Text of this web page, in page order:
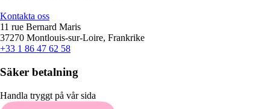
Kontakta oss
11 rue Bernard Maris
37270 Montlouis-sur-Loire, Frankrike
+33 1 86 47 62 58
Säker betalning
Handla tryggt på vår sida